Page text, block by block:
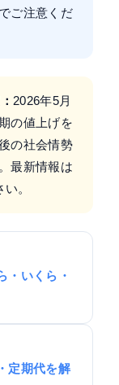
ご注意くだ
2026年5月
の値上げを
の社会情勢
最新情報は
。
・いくら・
定期代を解